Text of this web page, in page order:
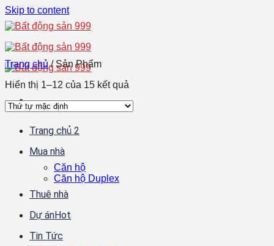
Skip to content
Trang chủ 2
Mua nhà
Căn hộ
Căn hộ Duplex
Thuê nhà
Dự án
Tin Tức
Trang chủ /Sản Phẩm
Hiển thị 1–12 của 15 kết quả